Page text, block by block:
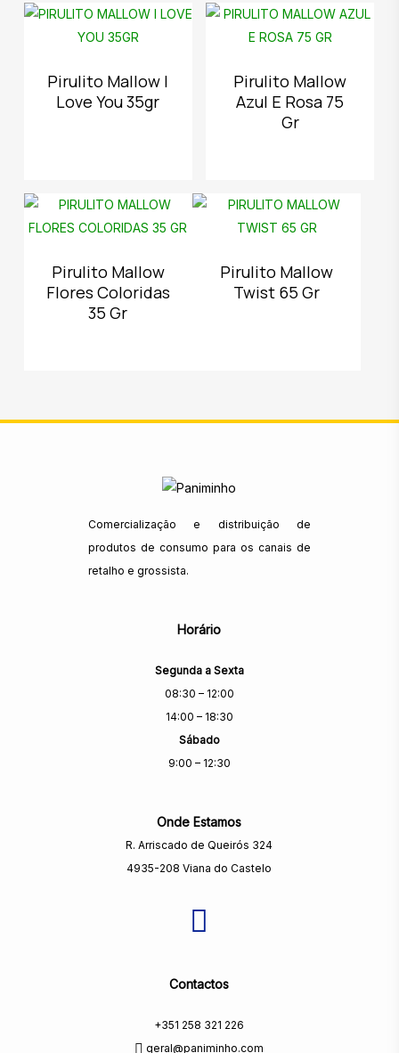
Pirulito Mallow I
Love You 35gr
Pirulito Mallow
Azul E Rosa 75
Gr
Pirulito Mallow
Flores Coloridas
35 Gr
Pirulito Mallow
Twist 65 Gr
Comercialização e distribuição de
produtos de consumo para os canais de
retalho e grossista.
Horário
Segunda a Sexta
08:30 – 12:00
14:00 – 18:30
Sábado
9:00 – 12:30
Onde Estamos
R. Arriscado de Queirós 324
4935-208 Viana do Castelo
Contactos
+351 258 321 226
geral@paniminho.com